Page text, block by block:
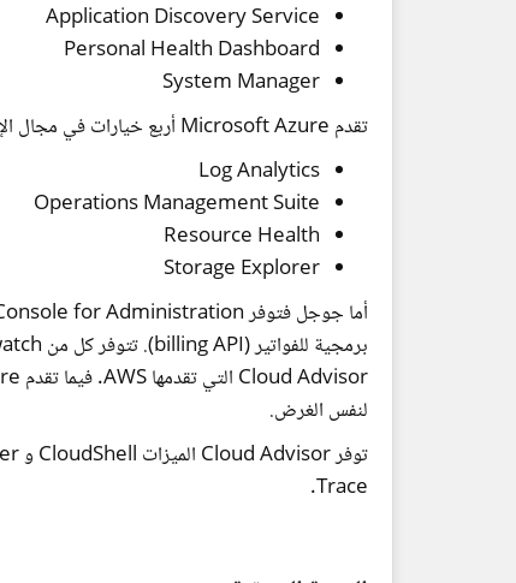
Application Discovery Service
Personal Health Dashboard
System Manager
تقدم Microsoft Azure أربع خيارات في مجال الإدارة، وهي:
Log Analytics
Operations Management Suite
Resource Health
Storage Explorer
لنفس الغرض.
Trace.